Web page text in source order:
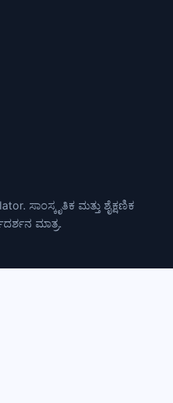
ಸಾಂಸ್ಕೃತಿಕ ಮತ್ತು ಶೈಕ್ಷಣಿಕ
ಮಾತ್ರ.